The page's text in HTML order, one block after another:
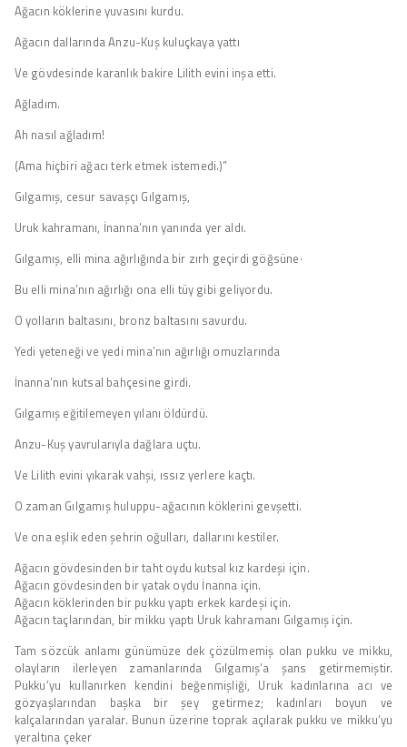
Ağacın köklerine yuvasını kurdu.
Ağacın dallarında Anzu-Kuş kuluçkaya yattı
Ve gövdesinde karanlık bakire Lilith evini inşa etti.
Ağladım.
Ah nasıl ağladım!
(Ama hiçbiri ağacı terk etmek istemedi.)”
Gılgamış, cesur savaşçı Gılgamış,
Uruk kahramanı, İnanna’nın yanında yer aldı.
Gılgamış, elli mina ağırlığında bir zırh geçirdi göğsüne·
Bu elli mina’nın ağırlığı ona elli tüy gibi geliyordu.
O yolların baltasını, bronz baltasını savurdu.
Yedi yeteneği ve yedi mina’nın ağırlığı omuzlarında
İnanna’nın kutsal bahçesine girdi.
Gılgamış eğitilemeyen yılanı öldürdü.
Anzu-Kuş yavrularıyla dağlara uçtu.
Ve Lilith evini yıkarak vahşi, ıssız yerlere kaçtı.
O zaman Gılgamış huluppu-ağacının köklerini gevşetti.
Ve ona eşlik eden şehrin oğulları, dallarını kestiler.
Ağacın gövdesinden bir taht oydu kutsal kız kardeşi için.
Ağacın gövdesinden bir yatak oydu İnanna için.
Ağacın köklerinden bir pukku yaptı erkek kardeşi için.
Ağacın taçlarından, bir mikku yaptı Uruk kahramanı Gılgamış için.
Tam sözcük anlamı günümüze dek çözülmemiş olan pukku ve mikku,
olayların ilerleyen zamanlarında Gılgamış’a şans getirmemiştir.
Pukku’yu kullanırken kendini beğenmişliği, Uruk kadınlarına acı ve
gözyaşlarından başka bir şey getirmez; kadınları boyun ve
kalçalarından yaralar. Bunun üzerine toprak açılarak pukku ve mikku’yu
yeraltına çeker